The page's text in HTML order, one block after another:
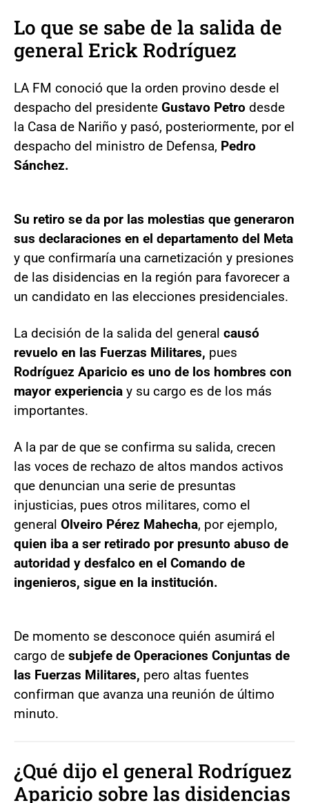
Lo que se sabe de la salida de
general Erick Rodríguez
LA FM conoció que la orden provino desde el
despacho del presidente Gustavo Petro desde
la Casa de Nariño y pasó, posteriormente, por el
despacho del ministro de Defensa, Pedro
Sánchez.
Su retiro se da por las molestias que generaron
sus declaraciones en el departamento del Meta
y que confirmaría una carnetización y presiones
de las disidencias en la región para favorecer a
un candidato en las elecciones presidenciales.
La decisión de la salida del general causó
revuelo en las Fuerzas Militares, pues
Rodríguez Aparicio es uno de los hombres con
mayor experiencia y su cargo es de los más
importantes.
A la par de que se confirma su salida, crecen
las voces de rechazo de altos mandos activos
que denuncian una serie de presuntas
injusticias, pues otros militares, como el
general Olveiro Pérez Mahecha, por ejemplo,
quien iba a ser retirado por presunto abuso de
autoridad y desfalco en el Comando de
ingenieros, sigue en la institución.
De momento se desconoce quién asumirá el
cargo de subjefe de Operaciones Conjuntas de
las Fuerzas Militares, pero altas fuentes
confirman que avanza una reunión de último
minuto.
¿Qué dijo el general Rodríguez
Aparicio sobre las disidencias